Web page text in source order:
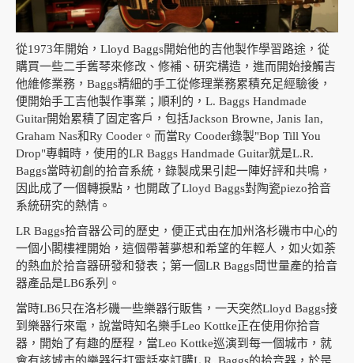
從1973年開始，Lloyd Baggs開始他的吉他製作學習路途，從
購買一些二手舊琴來修改、修補、研究構造，進而開始接觸吉
他維修業務，Baggs精細的手工從修理業務累積充足經驗後，
便開始手工吉他製作事業；順利的，L. Baggs Handmade
Guitar開始累積了固定客戶，包括Jackson Browne, Janis Ian,
Graham Nas和Ry Cooder。而當Ry Cooder錄製"Bop Till You
Drop"專輯時，使用的LR Baggs Handmade Guitar就是L.R.
Baggs當時初創的拾音系統，錄製成果引起一陣好評和共鳴，
因此成了一個轉捩點，也開啟了Lloyd Baggs對陶瓷piezo拾音
系統研究的熱情。
LR Baggs拾音器公司的歷史，便正式由在加州洛杉磯市中心的
一個小閣樓裡開始，這個帶著夢想和希望的年輕人，如火如荼
的熱血於拾音器研發和發表；第一個LR Baggs問世量產的拾音
器產品是LB6系列。
當時LB6只在洛杉磯一些樂器行販售，一天突然Lloyd Baggs接
到樂器行來電，說當時知名樂手Leo Kottke正在使用你拾音
器，開始了有趣的歷程，當Leo Kottke巡演到每一個城市，就